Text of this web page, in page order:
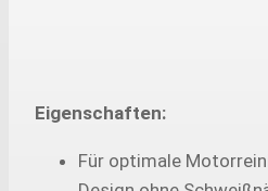
Eigenschaften:
Für optimale